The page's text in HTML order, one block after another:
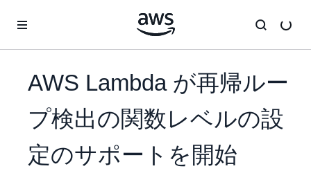
AWS Lambda が再帰ルー
プ検出の関数レベルの設
定のサポートを開始